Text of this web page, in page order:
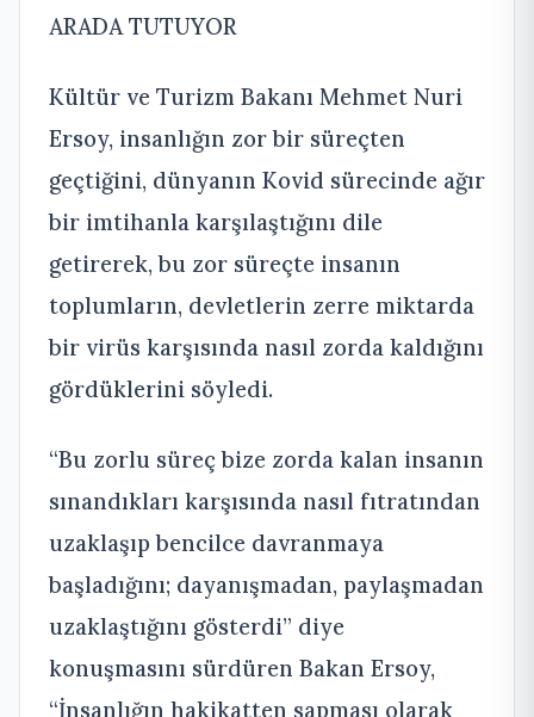
ARADA TUTUYOR
Kültür ve Turizm Bakanı Mehmet Nuri
Ersoy, insanlığın zor bir süreçten
geçtiğini, dünyanın Kovid sürecinde ağır
bir imtihanla karşılaştığını dile
getirerek, bu zor süreçte insanın
toplumların, devletlerin zerre miktarda
bir virüs karşısında nasıl zorda kaldığını
gördüklerini söyledi.
“Bu zorlu süreç bize zorda kalan insanın
sınandıkları karşısında nasıl fıtratından
uzaklaşıp bencilce davranmaya
başladığını; dayanışmadan, paylaşmadan
uzaklaştığını gösterdi” diye
konuşmasını sürdüren Bakan Ersoy,
“İnsanlığın hakikatten sapması olarak